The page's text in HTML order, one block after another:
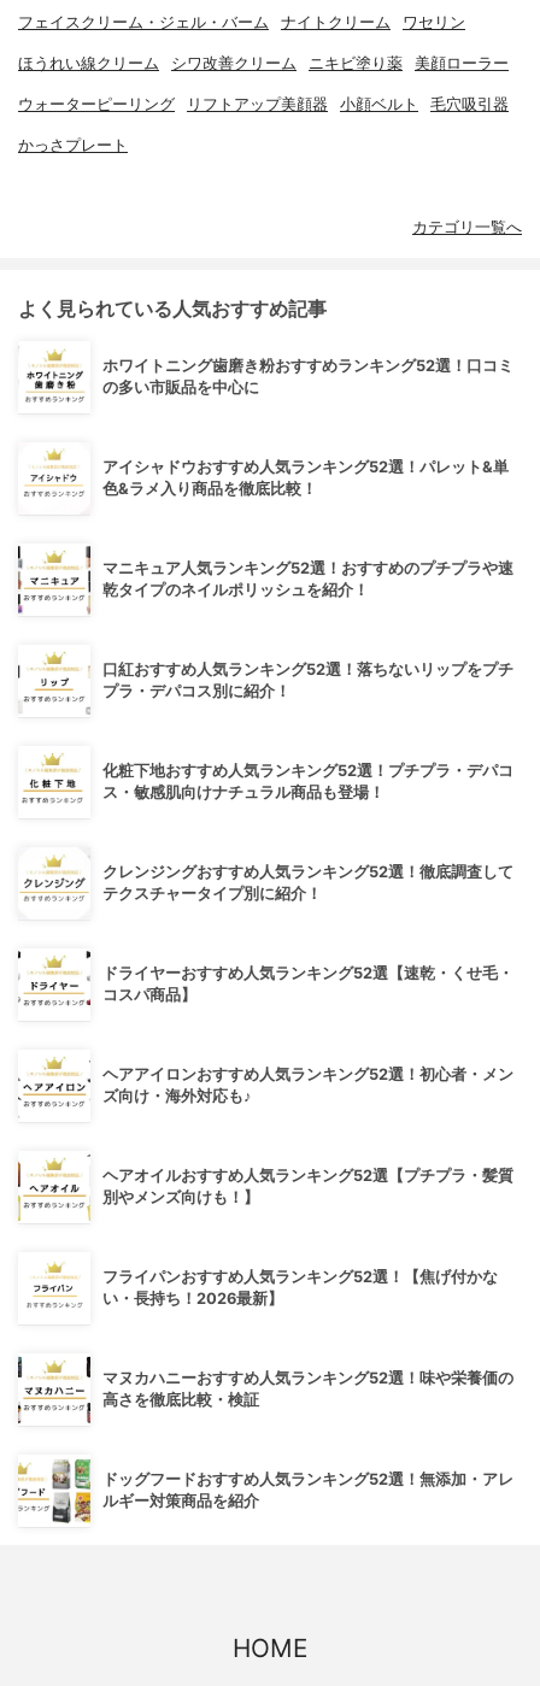
フェイスクリーム・ジェル・バーム ナイトクリーム ワセリン
ほうれい線クリーム シワ改善クリーム ニキビ塗り薬 美顔ローラー
ウォーターピーリング リフトアップ美顔器 小顔ベルト 毛穴吸引器
かっさプレート
カテゴリ一覧へ
よく見られている人気おすすめ記事
ホワイトニング歯磨き粉おすすめランキング52選！口コミ
の多い市販品を中心に
アイシャドウおすすめ人気ランキング52選！パレット&単
色&ラメ入り商品を徹底比較！
マニキュア人気ランキング52選！おすすめのプチプラや速
乾タイプのネイルポリッシュを紹介！
口紅おすすめ人気ランキング52選！落ちないリップをプチ
プラ・デパコス別に紹介！
化粧下地おすすめ人気ランキング52選！プチプラ・デパコ
ス・敏感肌向けナチュラル商品も登場！
クレンジングおすすめ人気ランキング52選！徹底調査して
テクスチャータイプ別に紹介！
ドライヤーおすすめ人気ランキング52選【速乾・くせ毛・
コスパ商品】
ヘアアイロンおすすめ人気ランキング52選！初心者・メン
ズ向け・海外対応も♪
ヘアオイルおすすめ人気ランキング52選【プチプラ・髪質
別やメンズ向けも！】
フライパンおすすめ人気ランキング52選！【焦げ付かな
い・長持ち！2026最新】
マヌカハニーおすすめ人気ランキング52選！味や栄養価の
高さを徹底比較・検証
ドッグフードおすすめ人気ランキング52選！無添加・アレ
ルギー対策商品を紹介
HOME